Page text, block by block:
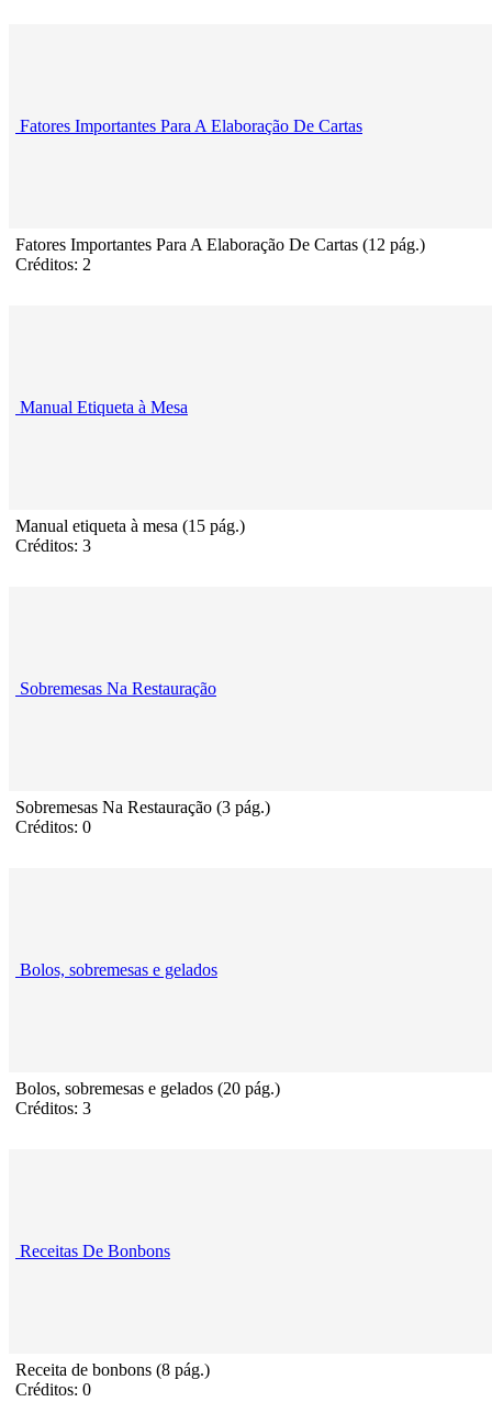
Fatores Importantes Para A Elaboração De Cartas
Fatores Importantes Para A Elaboração De Cartas (12 pág.)
Créditos: 2
Manual Etiqueta à Mesa
Manual etiqueta à mesa (15 pág.)
Créditos: 3
Sobremesas Na Restauração
Sobremesas Na Restauração (3 pág.)
Créditos: 0
Bolos, sobremesas e gelados
Bolos, sobremesas e gelados (20 pág.)
Créditos: 3
Receitas De Bonbons
Receita de bonbons (8 pág.)
Créditos: 0